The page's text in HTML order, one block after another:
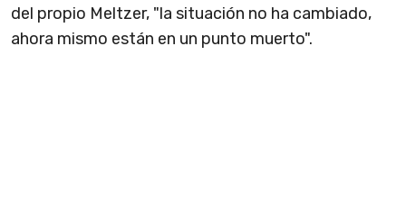
del propio Meltzer, "la situación no ha cambiado,
ahora mismo están en un punto muerto".